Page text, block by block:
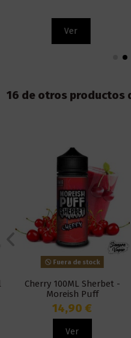
Ver
16 de otros productos
Fuera de stock
Cherry 100ML Sherbet -
Moreish Puff
14,90 €
Ver